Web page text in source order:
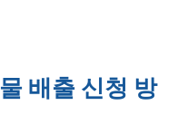
배출 신청 방